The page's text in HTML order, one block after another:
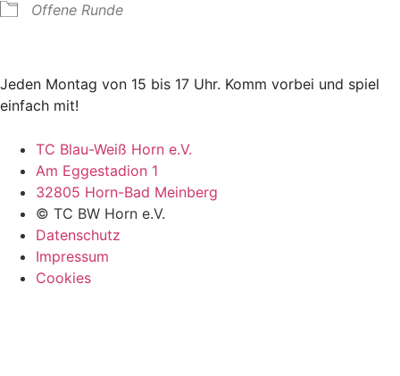
Offene Runde
Jeden Montag von 15 bis 17 Uhr. Komm vorbei und spiel
einfach mit!
TC Blau-Weiß Horn e.V.
Am Eggestadion 1
32805 Horn-Bad Meinberg
© TC BW Horn e.V.
Datenschutz
Impressum
Cookies